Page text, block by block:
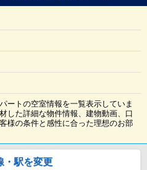
ートの空室情報を一覧表示していま
した詳細な物件情報、建物動画、口
様の条件と感性に合った理想のお部
・駅を変更